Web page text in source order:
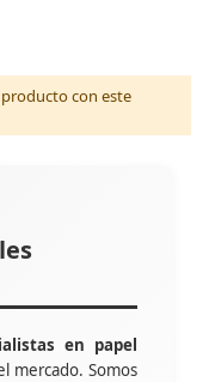
con este
en papel
mercado. Somos